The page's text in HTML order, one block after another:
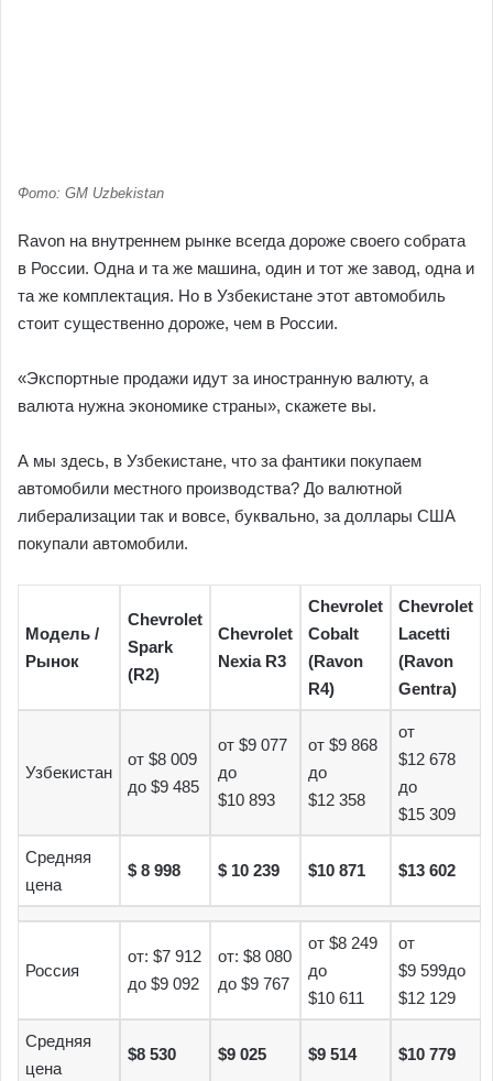
Фото: GM Uzbekistan
Ravon на внутреннем рынке всегда дороже своего собрата
в России. Одна и та же машина, один и тот же завод, одна и
та же комплектация. Но в Узбекистане этот автомобиль
стоит существенно дороже, чем в России.
«Экспортные продажи идут за иностранную валюту, а
валюта нужна экономике страны», скажете вы.
А мы здесь, в Узбекистане, что за фантики покупаем
автомобили местного производства? До валютной
либерализации так и вовсе, буквально, за доллары США
покупали автомобили.
Модель /
Рынок
Chevrolet
Spark
(R2)
Chevrolet
Nexia R3
Chevrolet
Cobalt
(Ravon
R4)
Chevrolet
Lacetti
(Ravon
Gentra)
Узбекистан
от $8 009
до $9 485
от $9 077
до
$10 893
от $9 868
до
$12 358
от
$12 678
до
$15 309
Средняя
цена
$ 8 998 $ 10 239 $10 871 $13 602
Россия
от: $7 912
до $9 092
от: $8 080
до $9 767
от $8 249
до
$10 611
от
$9 599до
$12 129
Средняя
цена
$8 530 $9 025 $9 514 $10 779